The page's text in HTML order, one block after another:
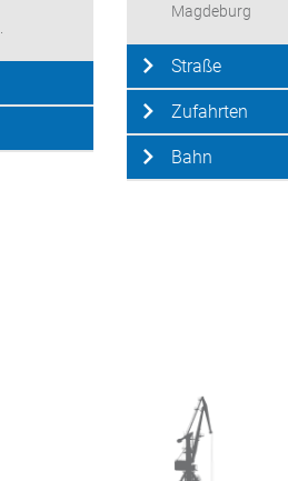
Magdeburg
Straße
Zufahrten
Bahn